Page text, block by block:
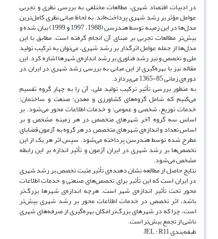
در ادبیات اقتصاد شهری، مطالعات مختلفی به بررسی نظری و تجربی
عوامل مؤثر بر رشد شهری پرداخت‌ه‌اند. به لحاظ مبانی نظری کامل‌ترین
مدل‌ها در این زمینه توسط هندرسن (1988، 1997 و 1999) بیان شده و
بیش‌تر مطالعات تجربی بر مبنای آن انجام گرفته است. مطابق با این
مدل‌ها از جمله عوامل اثرگذار بر رشد شهری، می‌توان به ترکیب تولید
ملی و تخصص و نیز رشد فناوری بر رشد اندازه‌ی شهرها اشاره کرد. این
مقاله نیز با بهره‌گیری از این مبانی به بررسی رشد شهری در ایران در
دوره‌ی زمانی 85-1365 می‌پردازد.
به منظور بررسی تأثیر ترکیب تولید ملی، آن را به چهار گروه تقسیم
می‌کنیم که شامل گروه‌های کشاورزی و معدن؛ صنعت و ساختمان؛
خدمات توزیع، شخصی و عمومی؛ و خدمات اطلاعات محور می‌شود. بر
اساس سه گروه آخر شهرهای متخصص در هر زمینه مشخص و بر
اساس تعداد و اندازه‌ی شهرهای متخصص در هر گروه به آزمون قضایای
مطرح شده توسط هندرسن پرداخته می‌شود. سپس اثر هر یک از این
تخصص‌ها بر رشد شهری در ایران آزمون و تأثیر اندازه بر این رابطه
مشخص می‌شود.
نتایج حاصل از مطالعه نشان دهنده‌ی تأثیر مثبت تخصص بر رشد شهری
در ایران است که این تأثیر برای تخصص‌های صنعتی و خدمات اطلاعات
محور تحت تأثیر اندازه‌ی شهر است. هرچه‌ اندازه‌ی شهرها بزرگ‌تر
باشد، اثر تخصص در خدمات اطلاعات محور بر رشد شهری بیش‌تر
است، چرا که در شهرهای بزرگ‌تر امکان بهره‌گیری از صرفه‌های شهری
ناشی از تجمع بیش‌تر است.
طبقه‌بندی JEL : R11